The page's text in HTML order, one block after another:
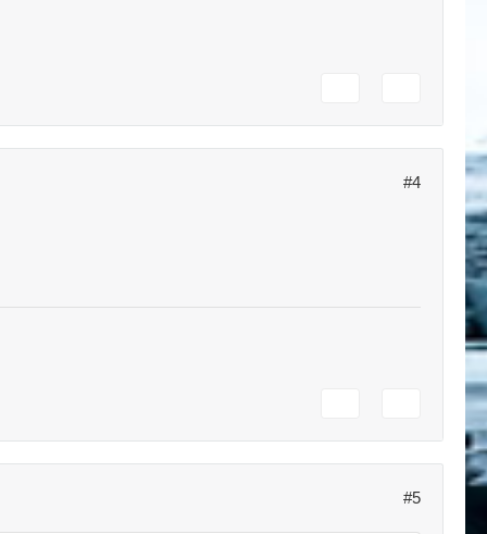
#4
#5